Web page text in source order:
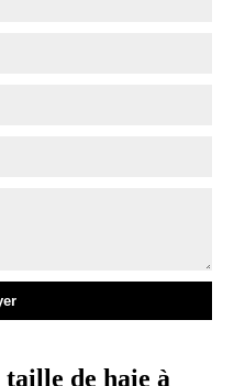
de haie à